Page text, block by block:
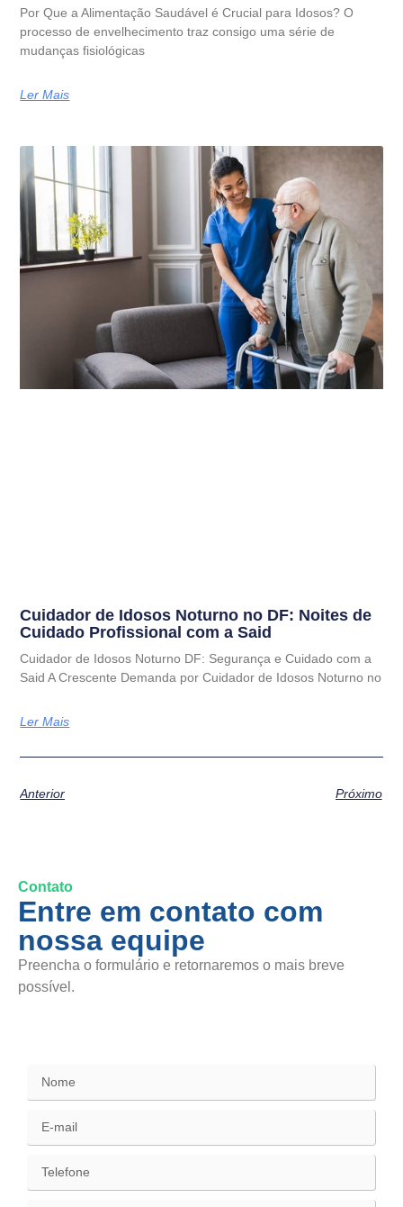
Por Que a Alimentação Saudável é Crucial para Idosos? O
processo de envelhecimento traz consigo uma série de
mudanças fisiológicas
Ler Mais
Cuidador de Idosos Noturno no DF: Noites de
Cuidado Profissional com a Said
Cuidador de Idosos Noturno DF: Segurança e Cuidado com a
Said A Crescente Demanda por Cuidador de Idosos Noturno no
Ler Mais
Anterior Próximo
Contato
Entre em contato com
nossa equipe
Preencha o formulário e retornaremos o mais breve
possível.